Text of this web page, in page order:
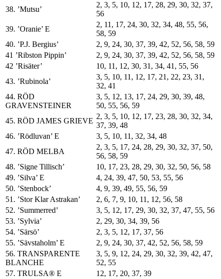
38. ’Mutsu’
2, 3, 5, 10, 12, 17, 28, 29, 30, 32, 37,
56
39. ’Oranie’ E
2, 11, 17, 24, 30, 32, 34, 48, 55, 56,
58, 59
40. ’P.J. Bergius’
2, 9, 24, 30, 37, 39, 42, 52, 56, 58, 59
41 ’Ribston Pippin’
2, 9, 24, 30, 37, 39, 42, 52, 56, 58, 59
42 ’Risäter’
10, 11, 12, 30, 31, 34, 41, 55, 56
43. ’Rubinola’
3, 5, 10, 11, 12, 17, 21, 22, 23, 31,
32, 41
44. RÖD
GRAVENSTEINER
3, 5, 12, 13, 17, 24, 29, 30, 39, 48,
50, 55, 56, 59
45. RÖD JAMES GRIEVE
2, 3, 5, 10, 12, 17, 23, 28, 30, 32, 34,
37, 39, 48
46. ’Rödluvan’ E
3, 5, 10, 11, 32, 34, 48
47. RÖD MELBA
2, 3, 5, 17, 24, 28, 29, 30, 32, 37, 50,
56, 58, 59
48. ’Signe Tillisch’
10, 17, 23, 28, 29, 30, 32, 50, 56, 58
49. ’Silva’ E
4, 24, 39, 47, 50, 53, 55, 56
50. ’Stenbock’
4, 9, 39, 49, 55, 56, 59
51. ’Stor Klar Astrakan’
2, 6, 7, 9, 10, 11, 12, 56, 58
52. ’Summerred’
3, 5, 12, 17, 29, 30, 32, 37, 47, 55, 56
53. ’Sylvia’
2, 29, 30, 34, 39, 56
54. ’Särsö’
2, 3, 5, 12, 17, 37, 56
55. ’Sävstaholm’ E
2, 9, 24, 30, 37, 42, 52, 56, 58, 59
56. TRANSPARENTE
BLANCHE
3, 5, 9, 12, 24, 29, 30, 32, 39, 42, 47,
52, 55
57. TRULSA® E
12, 17, 20, 37, 39